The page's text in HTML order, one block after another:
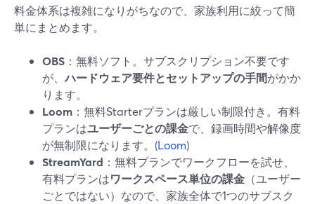
料金体系は複雑になりがちなので、家族利用に絞って簡
単にまとめます。
OBS ：無料ソフト。サブスクリプション不要です
が、ハードウェア要件とセットアップの手間がかか
ります。
Loom ：無料Starterプランは厳しい制限付き。有料
プランはユーザーごとの課金で、録画時間や解像度
が無制限になります。(Loom)
StreamYard ：無料プランでワークフローを試せ、
有料プランはワークスペース単位の課金 （ユーザー
ごとではない）なので、家族全体で1つのサブスク